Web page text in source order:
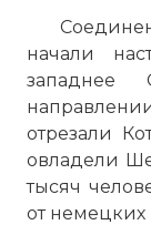
начали
западнее
отрезали
овладели
тысяч
от немецких